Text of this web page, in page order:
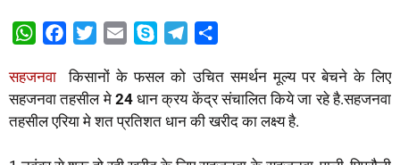
W
a
t
s
c
e
b
i
t
t
a
i
l
y
p
e
e
g
a
r
e
सहजनवा किसानों के फसल को उचित समर्थन मूल्य पर बेचने के लिए
सहजनवा तहसील मे 24धान क्रय केंद्र संचालित किये जा रहे है.सहजनवा
तहसील एरिया मे शत प्रतिशत धान की खरीद का लक्ष्य है.